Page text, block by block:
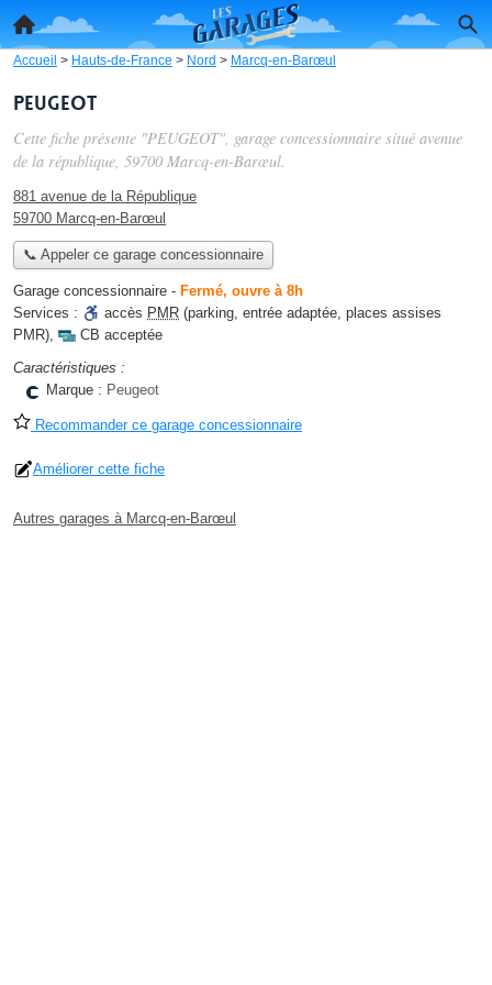
Accueil > Hauts-de-France > Nord > Marcq-en-Barœul
PEUGEOT
Cette fiche présente "PEUGEOT", garage concessionnaire situé avenue
de la république, 59700 Marcq-en-Barœul.
881 avenue de la République
59700 Marcq-en-Barœul
📞 Appeler ce garage concessionnaire
Garage concessionnaire - Fermé, ouvre à 8h
Services :
accès PMR (parking, entrée adaptée, places assises
PMR),
CB acceptée
Caractéristiques :
Marque : Peugeot
Recommander ce garage concessionnaire
Améliorer cette fiche
Autres garages à Marcq-en-Barœul